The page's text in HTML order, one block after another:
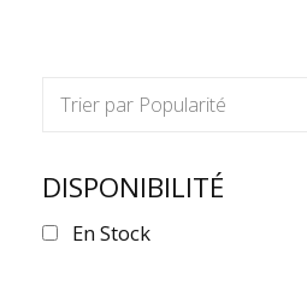
DISPONIBILITÉ
En Stock